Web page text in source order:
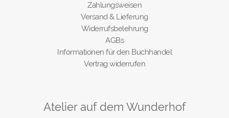
Zahlungsweisen
Versand & Lieferung
Widerrufsbelehrung
AGBs
Informationen für den Buchhandel
Vertrag widerrufen
Atelier auf dem Wunderhof